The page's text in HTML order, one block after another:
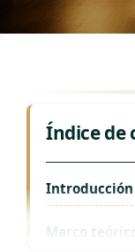
Índice de
Introducción
Marco